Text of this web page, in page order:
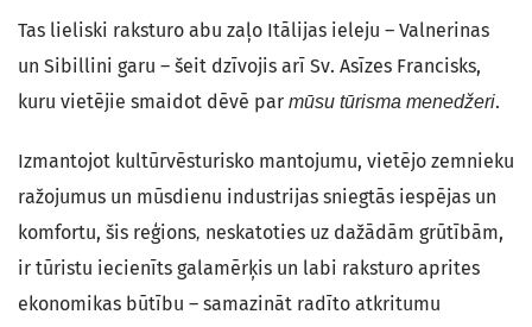
Tas lieliski raksturo abu zaļo Itālijas ieleju – Valnerinas
un Sibillini garu – šeit dzīvojis arī Sv. Asīzes Francisks,
kuru vietējie smaidot dēvē par mūsu tūrisma menedžeri.
Izmantojot kultūrvēsturisko mantojumu, vietējo zemnieku
ražojumus un mūsdienu industrijas sniegtās iespējas un
komfortu, šis reģions, neskatoties uz dažādām grūtībām,
ir tūristu iecienīts galamērķis un labi raksturo aprites
ekonomikas būtību – samazināt radīto atkritumu